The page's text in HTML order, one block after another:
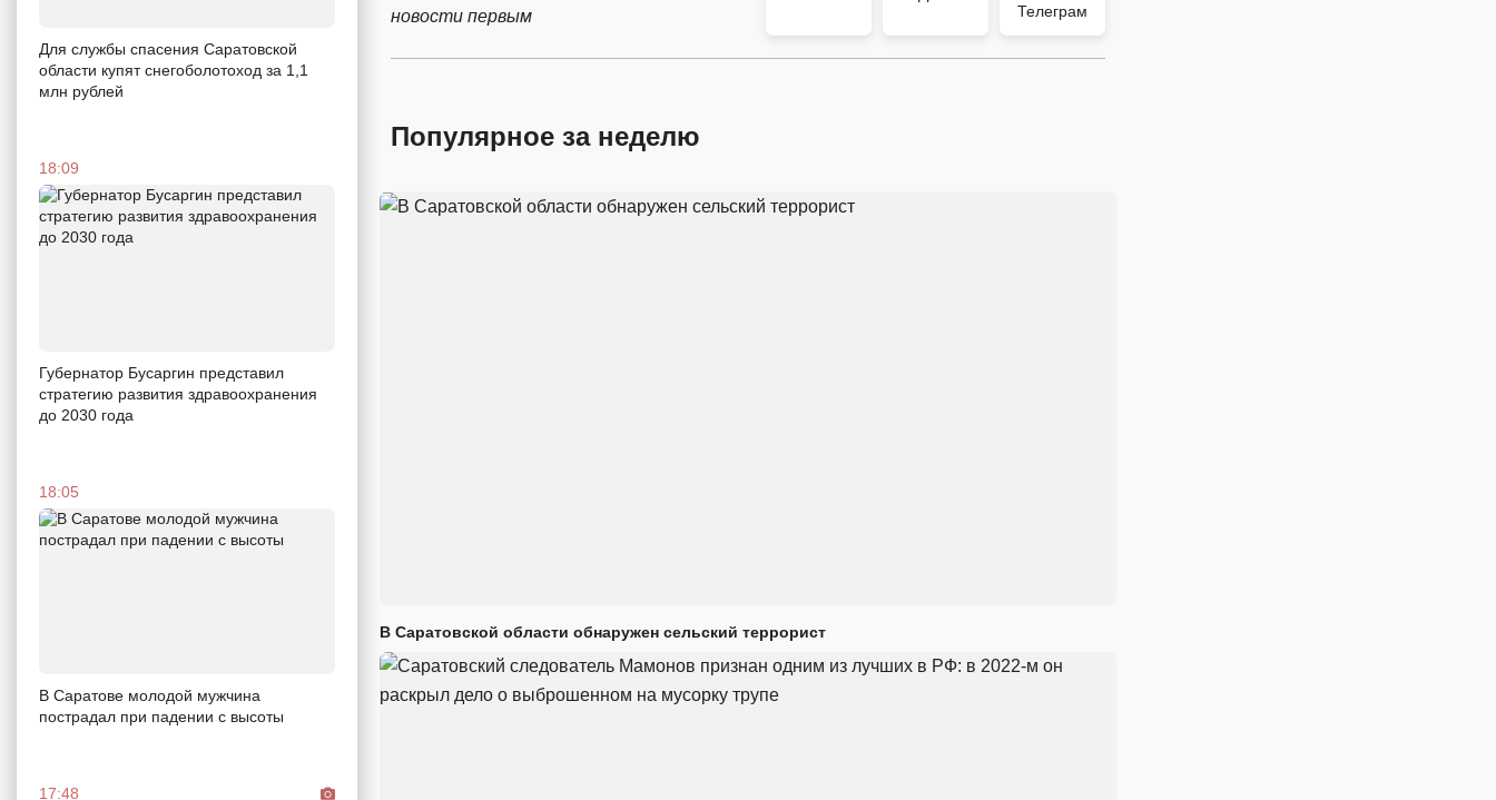
Для службы спасения Саратовской
области купят снегоболотоход за 1,1
млн рублей
18:09
Губернатор Бусаргин представил
стратегию развития здравоохранения
до 2030 года
18:05
В Саратове молодой мужчина
пострадал при падении с высоты
17:48
новости первым
Телеграм
Популярное за неделю
В Саратовской области обнаружен сельский террорист